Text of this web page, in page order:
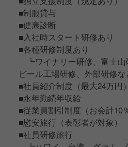
■制服貸与
■健康診断
■入社時スタート研修あり
■各種研修制度あり
┗ワイナリー研修、富士山
ビール工場研修、外部研修な
■社員紹介制度（最大24万円）
■永年勤続年収給
■従業員割引制度（お会計10
■慰安旅行（表彰者が対象）
■社員研修旅行